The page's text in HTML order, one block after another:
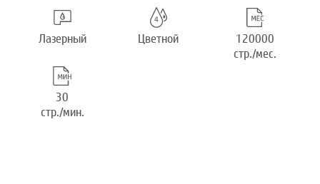
Лазерный Цветной
120000
стр./мес.
30
стр./мин.